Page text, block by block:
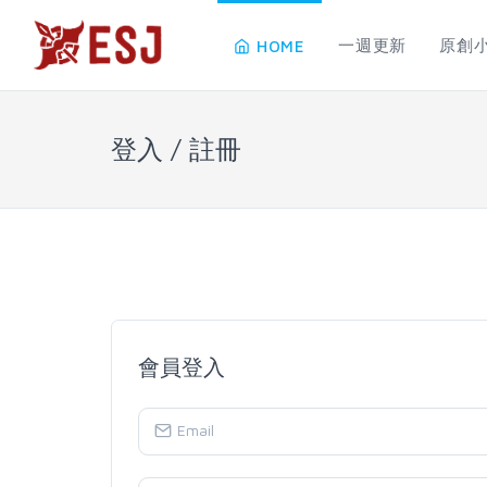
HOME 一週更新 原創
登入 / 註冊
會員登入